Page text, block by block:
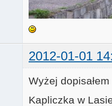
2012-01-01
Wyżej
Kapliczka w